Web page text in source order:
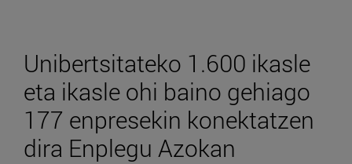
Unibertsitateko 1.600 ikasle
eta ikasle ohi baino gehiago
177 enpresekin konektatzen
dira Enplegu Azokan